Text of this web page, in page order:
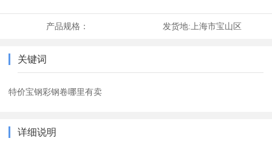
产品规格： 发货地: 上海市宝山区
关键词
特价宝钢彩钢卷哪里有卖
详细说明